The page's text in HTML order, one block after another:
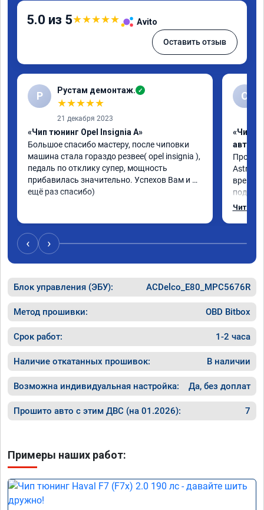
5.0 из 5★★★★★ Avito
Оставить отзыв
Р Рустам демонтаж. ✓
★★★★★
21 декабря 2023
«Чип тюнинг Opel Insignia A»
Большое спасибо мастеру, после чиповки
машина стала гораздо резвее( opel insignia ),
педаль по отклику супер, мощность
прибавилась значительно. Успехов Вам и
ещё раз спасибо)
С
«Чип
Astra J
стала
Читать
‹ ›
Блок управления (ЭБУ): ACDelco_E80_MPC5676R
Метод прошивки: OBD Bitbox
Срок работ: 1-2 часа
Наличие откатанных прошивок: В наличии
Возможна индивидуальная настройка: Да, без доплат
Прошито авто с этим ДВС (на 01.2026): 7
Примеры наших работ: